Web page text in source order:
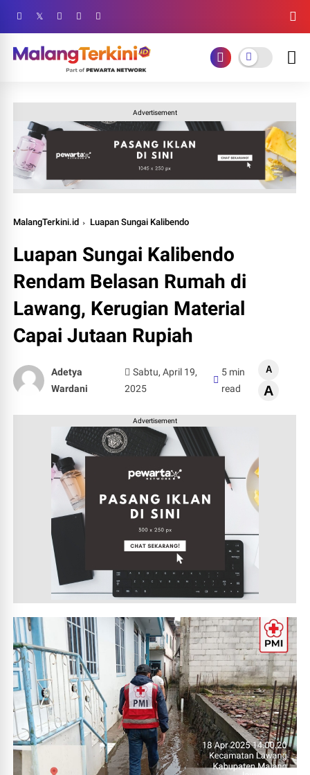
Advertisement
MalangTerkini.id Luapan Sungai Kalibendo
Luapan Sungai Kalibendo
Rendam Belasan Rumah di
Lawang, Kerugian Material
Capai Jutaan Rupiah
Adetya
Wardani
Sabtu, April 19,
2025
5 min
read
A
A
Advertisement